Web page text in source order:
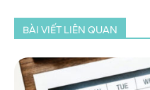
BÀI VIẾT LIÊN QUAN